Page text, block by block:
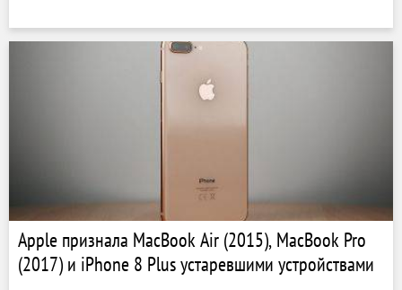
Apple признала MacBook Air (2015), MacBook Pro
(2017) и iPhone 8 Plus устаревшими устройствами